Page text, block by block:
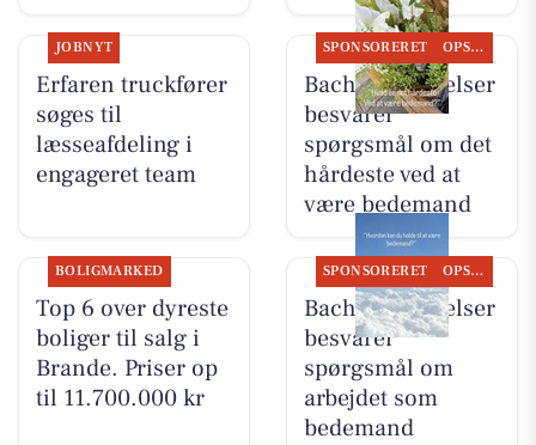
JOBNYT
Erfaren truckfører
søges til
læsseafdeling i
engageret team
SPONSORERET OPSLAGSTAVLEN
Bachs Begravelser
besvarer
spørgsmål om det
hårdeste ved at
være bedemand
BOLIGMARKED
Top 6 over dyreste
boliger til salg i
Brande. Priser op
til 11.700.000 kr
SPONSORERET OPSLAGSTAVLEN
Bachs Begravelser
besvarer
spørgsmål om
arbejdet som
bedemand